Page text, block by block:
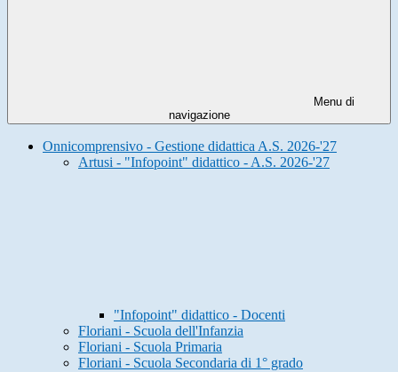
Menu di
navigazione
Onnicomprensivo - Gestione didattica A.S. 2026-'27
Artusi - "Infopoint" didattico - A.S. 2026-'27
"Infopoint" didattico - Docenti
Floriani - Scuola dell'Infanzia
Floriani - Scuola Primaria
Floriani - Scuola Secondaria di 1° grado